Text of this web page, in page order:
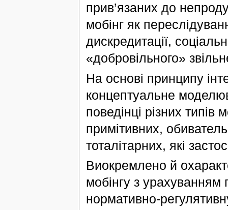
прив’язаних до
мобінг як
дискредитації,
«добровільного»
На основі принципу
концептуальне
поведінці різних типів
примітивних,
тоталітарних, які
Виокремлено й
мобінгу з урахуванням
нормативно-